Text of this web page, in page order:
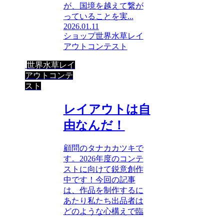
が、国境を越えて繋が
っていることを実...
2026.01.11
ショップ世界水草レイ
アウトコンテスト
世界水草レイ
アウトコンテ
スト
レイアウトは自
由なんだ！
顧問のタナカカツキで
す。2026年度のコンテ
ストに向けて鋭意創作
中です！今回の記事
は、作品を制作するに
あたり私たち出品者は
どのような心構えで臨